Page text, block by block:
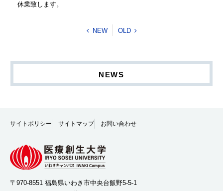
休業致します。
NEW OLD
NEWS
サイトポリシー サイトマップ お問い合わせ
〒970-8551 福島県いわき市中央台飯野5-5-1